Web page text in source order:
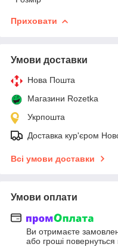
Приховати
Умови доставки
Нова Пошта
Магазини Rozetka
Укрпошта
Доставка кур'єром
Всі умови доставки
Умови оплати
Ви отримаєте
або гроші